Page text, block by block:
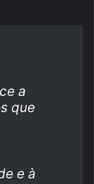
a
que
e à